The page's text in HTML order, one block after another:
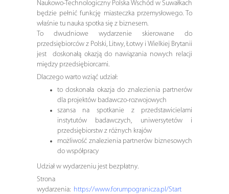
Naukowo-Technologiczny Polska Wschód w Suwałkach
będzie pełnić funkcję miasteczka przemysłowego. To
właśnie tu nauka spotka się z biznesem.
To dwudniowe wydarzenie skierowane do
przedsiębiorców z Polski, Litwy, Łotwy i Wielkiej Brytanii
jest doskonałą okazją do nawiązania nowych relacji
między przedsiębiorcami.
Dlaczego warto wziąć udział:
to doskonała okazja do znalezienia partnerów
dla projektów badawczo-rozwojowych
szansa na spotkanie z przedstawicielami
instytutów badawczych, uniwersytetów i
przedsiębiorstw z różnych krajów
możliwość znalezienia partnerów biznesowych
do współpracy
Udział w wydarzeniu jest bezpłatny.
Strona
wydarzenia: https://www.forumpogranicza.pl/Start